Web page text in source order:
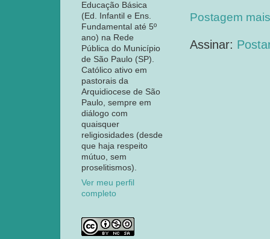
Postagem
Assinar:
Educação Básica
(Ed. Infantil e Ens.
Fundamental até 5º
ano) na Rede
Pública do Município
de São Paulo (SP).
Católico ativo em
pastorais da
Arquidiocese de São
Paulo, sempre em
diálogo com
quaisquer
religiosidades (desde
que haja respeito
mútuo, sem
proselitismos).
Ver meu perfil
completo